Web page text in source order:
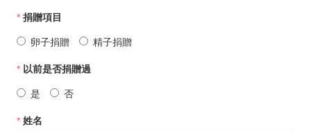
* 捐贈項目
卵子捐贈 精子捐贈
* 以前是否捐贈過
是 否
* 姓名